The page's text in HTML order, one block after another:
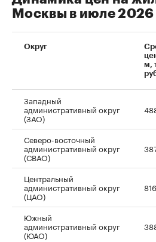
Москвы в июле 2026
Округ
м,
Западный
административный округ
(ЗАО)
Северо-восточный
административный округ
(СВАО)
Центральный
административный округ
(ЦАО)
Южный
административный округ
(ЮАО)